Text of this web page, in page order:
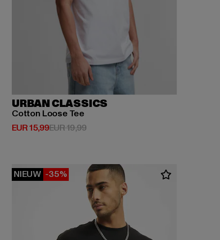
URBAN CLASSICS
Cotton Loose Tee
EUR 15,99
Huidige prijs: EUR 15,99
EUR 19,99Actieprijs: EUR 19,99
NIEUW -35%